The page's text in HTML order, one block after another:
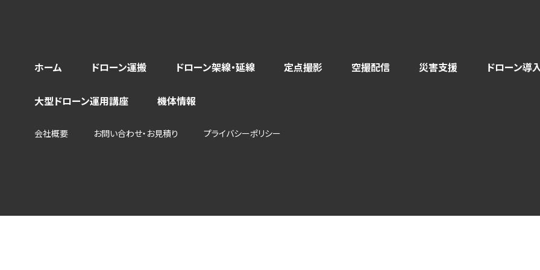
ホーム ドローン運搬 ドローン架線・延線 定点撮影 空撮配信 災害支援 ドローン導
大型ドローン運用講座 機体情報
会社概要 お問い合わせ・お見積り プライバシーポリシー